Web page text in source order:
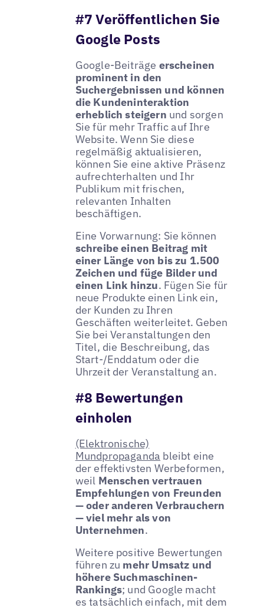
#7 Veröffentlichen Sie
Google Posts
Google-Beiträge erscheinen
prominent in den
Suchergebnissen und können
die Kundeninteraktion
erheblich steigern und sorgen
Sie für mehr Traffic auf Ihre
Website. Wenn Sie diese
regelmäßig aktualisieren,
können Sie eine aktive Präsenz
aufrechterhalten und Ihr
Publikum mit frischen,
relevanten Inhalten
beschäftigen.
Eine Vorwarnung: Sie können
schreibe einen Beitrag mit
einer Länge von bis zu 1.500
Zeichen und füge Bilder und
einen Link hinzu. Fügen Sie für
neue Produkte einen Link ein,
der Kunden zu Ihren
Geschäften weiterleitet. Geben
Sie bei Veranstaltungen den
Titel, die Beschreibung, das
Start-/Enddatum oder die
Uhrzeit der Veranstaltung an.
#8 Bewertungen
einholen
(Elektronische)
Mundpropaganda bleibt eine
der effektivsten Werbeformen,
weil Menschen vertrauen
Empfehlungen von Freunden
— oder anderen Verbrauchern
— viel mehr als von
Unternehmen.
Weitere positive Bewertungen
führen zu mehr Umsatz und
höhere Suchmaschinen-
Rankings; und Google macht
es tatsächlich einfach, mit dem